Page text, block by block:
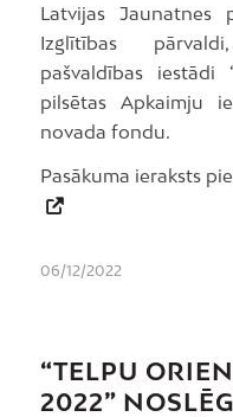
Latvijas Jaunatnes
Izglītības
pašvaldības iestādi
pilsētas Apkaimju
novada fondu.
Pasākuma ieraksts
06/12/2022
“TELPU
2022”